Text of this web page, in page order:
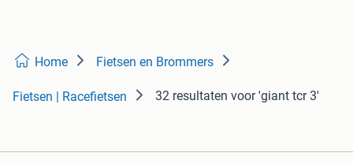
Home Fietsen en Brommers
Fietsen | Racefietsen 32 resultaten voor 'giant tcr 3'